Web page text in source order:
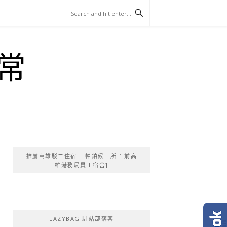
推薦高雄駁二住宿 – 帕鉑候工所 [ 前高
雄港務局員工宿舍]
LAZYBAG 駐站部落客